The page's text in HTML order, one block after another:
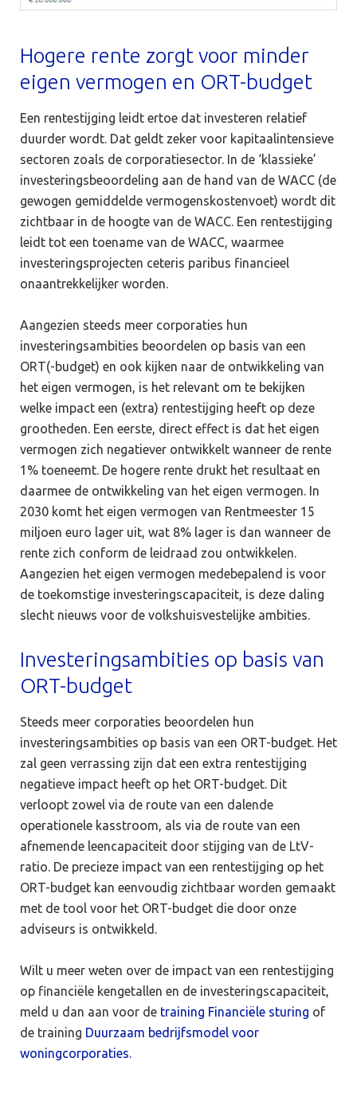
Hogere rente zorgt voor minder
eigen vermogen en ORT-budget
Een rentestijging leidt ertoe dat investeren relatief
duurder wordt. Dat geldt zeker voor kapitaalintensieve
sectoren zoals de corporatiesector. In de ‘klassieke’
investeringsbeoordeling aan de hand van de WACC (de
gewogen gemiddelde vermogenskostenvoet) wordt dit
zichtbaar in de hoogte van de WACC. Een rentestijging
leidt tot een toename van de WACC, waarmee
investeringsprojecten ceteris paribus financieel
onaantrekkelijker worden.
Aangezien steeds meer corporaties hun
investeringsambities beoordelen op basis van een
ORT(-budget) en ook kijken naar de ontwikkeling van
het eigen vermogen, is het relevant om te bekijken
welke impact een (extra) rentestijging heeft op deze
grootheden. Een eerste, direct effect is dat het eigen
vermogen zich negatiever ontwikkelt wanneer de rente
1% toeneemt. De hogere rente drukt het resultaat en
daarmee de ontwikkeling van het eigen vermogen. In
2030 komt het eigen vermogen van Rentmeester 15
miljoen euro lager uit, wat 8% lager is dan wanneer de
rente zich conform de leidraad zou ontwikkelen.
Aangezien het eigen vermogen medebepalend is voor
de toekomstige investeringscapaciteit, is deze daling
slecht nieuws voor de volkshuisvestelijke ambities.
Investeringsambities op basis van
ORT-budget
Steeds meer corporaties beoordelen hun
investeringsambities op basis van een ORT-budget. Het
zal geen verrassing zijn dat een extra rentestijging
negatieve impact heeft op het ORT-budget. Dit
verloopt zowel via de route van een dalende
operationele kasstroom, als via de route van een
afnemende leencapaciteit door stijging van de LtV-
ratio. De precieze impact van een rentestijging op het
ORT-budget kan eenvoudig zichtbaar worden gemaakt
met de tool voor het ORT-budget die door onze
adviseurs is ontwikkeld.
Wilt u meer weten over de impact van een rentestijging
op financiële kengetallen en de investeringscapaciteit,
meld u dan aan voor de training Financiële sturing of
de training Duurzaam bedrijfsmodel voor
woningcorporaties.